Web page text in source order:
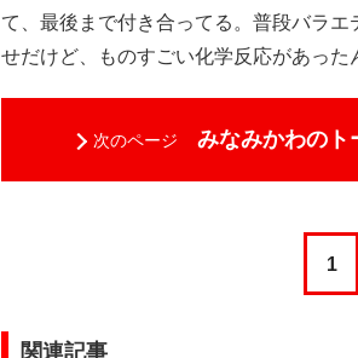
て、最後まで付き合ってる。普段バラ
せだけど、ものすごい化学反応があった
次のページ みなみかわのト
1
関連記事